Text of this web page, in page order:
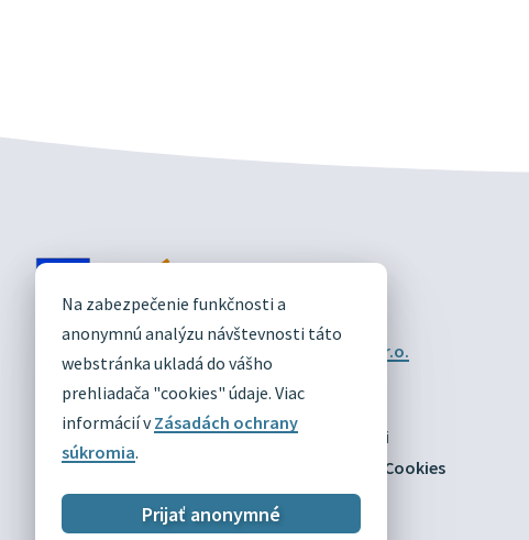
Na zabezpečenie funkčnosti a
anonymnú analýzu návštevnosti táto
webstránka ukladá do vášho
prehliadača "cookies" údaje. Viac
informácií vZásadách ochrany
súkromia.
Prijať anonymné
DIVÍN
OFICIÁLNE STRÁNKY
Technický prevádzkovateľ:
Alphabet partner s.r.o.
Správca obsahu:Obec Divín
Posledná aktualizácia:09.08.2026
Mapa
Vyhlásenie o prístupnosti
Zásady ochrany osobných údajov
Nastaviť Cookies